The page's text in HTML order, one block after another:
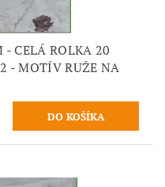
- CELÁ ROLKA 20
- MOTÍV RUŽE NA